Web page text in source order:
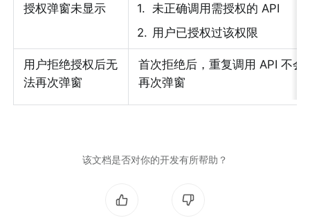
授权弹窗未显示 1. 未正确调用需授权的 API
2. 用户已授权过该权限
用户拒绝授权后无
法再次弹窗
首次拒绝后，重复调用 API 不会
再次弹窗
该文档是否对你的开发有所帮助？